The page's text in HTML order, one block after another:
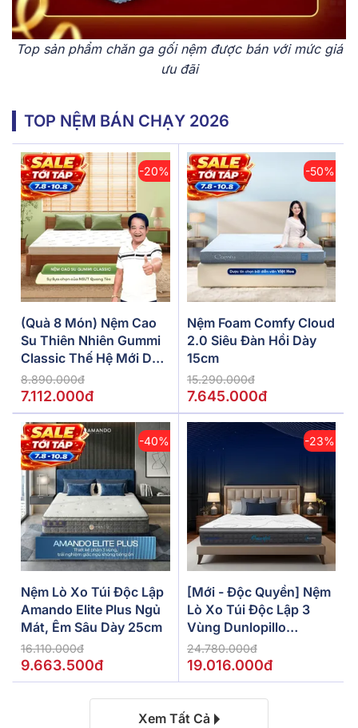
Top sản phẩm chăn ga gối nệm được bán với mức giá
ưu đãi
TOP NỆM BÁN CHẠY 2026
-20%
(Quà 8 Món) Nệm Cao
Su Thiên Nhiên Gummi
Classic Thế Hệ Mới Dày
5/10/15cm
8.890.000đ
7.112.000đ
-50%
Nệm Foam Comfy Cloud
2.0 Siêu Đàn Hồi Dày
15cm
15.290.000đ
7.645.000đ
-40%
Nệm Lò Xo Túi Độc Lập
Amando Elite Plus Ngủ
Mát, Êm Sâu Dày 25cm
16.110.000đ
9.663.500đ
-23%
[Mới - Độc Quyền] Nệm
Lò Xo Túi Độc Lập 3
Vùng Dunlopillo
De.Stress Powerful
24.780.000đ
19.016.000đ
Xem Tất Cả